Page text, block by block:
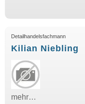
Detailhandelsfachmann
Kilian Niebling
mehr…